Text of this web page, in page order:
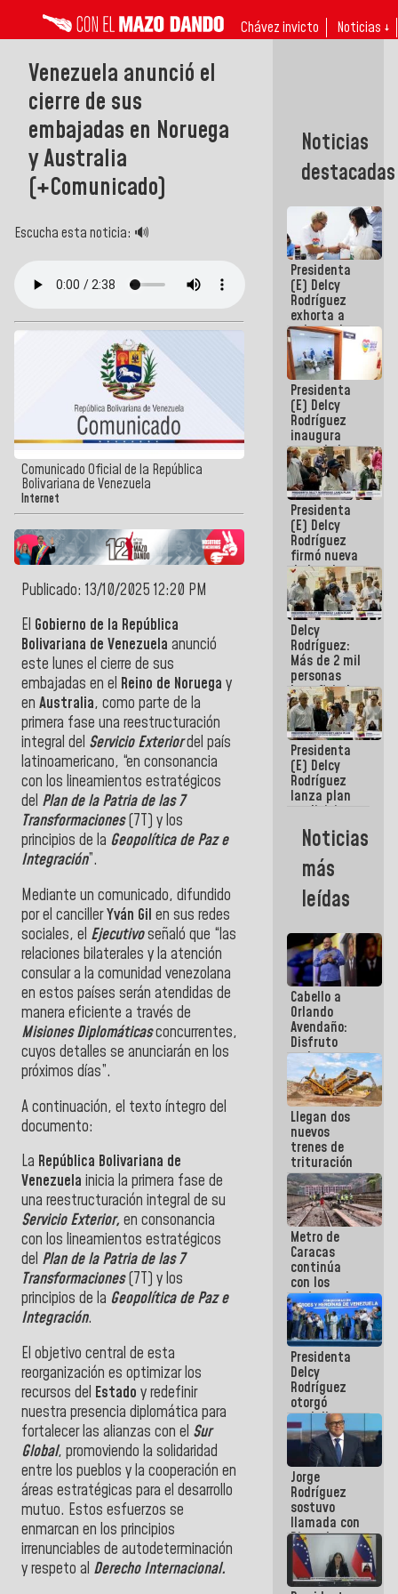
Chávez invicto Noticias ↓
Venezuela anunció el
cierre de sus
embajadas en Noruega
y Australia
(+Comunicado)
Escucha esta noticia: 🔊
Comunicado Oficial de la República
Bolivariana de Venezuela
Internet
Publicado: 13/10/2025 12:20 PM
El Gobierno de la República
Bolivariana de Venezuela anunció
este lunes el cierre de sus
embajadas en el Reino de Noruega y
en Australia, como parte de la
primera fase una reestructuración
integral del Servicio Exteriordel país
latinoamericano, “en consonancia
con los lineamientos estratégicos
del Plan de la Patria de las 7
Transformaciones(7T) y los
principios de la Geopolítica de Paz e
Integración”.
Mediante un comunicado, difundido
por el cancillerYván Gil en sus redes
sociales, el Ejecutivoseñaló que “las
relaciones bilaterales y la atención
consular a la comunidad venezolana
en estos países serán atendidas de
manera eficiente a través de
Misiones Diplomáticasconcurrentes,
cuyos detalles se anunciarán en los
próximos días”.
A continuación, el texto íntegro del
documento:
La República Bolivariana de
Venezuela inicia la primera fase de
una reestructuración integral de su
Servicio Exterior, en consonancia
con los lineamientos estratégicos
del Plan de la Patria de las 7
Transformaciones(7T) y los
principios de la Geopolítica de Paz e
Integración.
El objetivo central de esta
reorganización es optimizar los
recursos del Estado y redefinir
nuestra presencia diplomática para
fortalecer las alianzas con el Sur
Global, promoviendo la solidaridad
entre los pueblos y la cooperación en
áreas estratégicas para el desarrollo
mutuo. Estos esfuerzos se
enmarcan en los principios
irrenunciables de autodeterminación
y respeto al Derecho Internacional.
Noticias
destacadas
Presidenta
(E) Delcy
Rodríguez
exhorta a
gobernadores
y alcaldes a
edificar
casas para
abuelos
Presidenta
(E) Delcy
Rodríguez
inaugura
casa de los
Abuelos
Primavera
en Caracas
Presidenta
(E) Delcy
Rodríguez
firmó nueva
de Ley de
Arrendamiento
aprobada
por la AN
Delcy
Rodríguez:
Más de 2 mil
personas
beneficiadas
con planes
para
atención de
emergencia
sísmica en
la última
semana
Presidenta
(E) Delcy
Rodríguez
lanza plan
crediticio
con subsidio
a Juntas de
Condominio
Noticias
más
leídas
Cabello a
Orlando
Avendaño:
Disfruto
cada vez
que escribes
porque lo
que haces
es
embarrarla
Llegan dos
nuevos
trenes de
trituración
para
optimizar
manejo de
escombros
en La Guaira
Metro de
Caracas
continúa
con los
trabajos de
mantenimiento
e inspección
en la Línea 2
Presidenta
Delcy
Rodríguez
otorgó
medalla
"Héroe de
Venezuela"
a servidores
públicos
Jorge
Rodríguez
sostuvo
llamada con
Dinorah
Figuera y
acuerdan
primer